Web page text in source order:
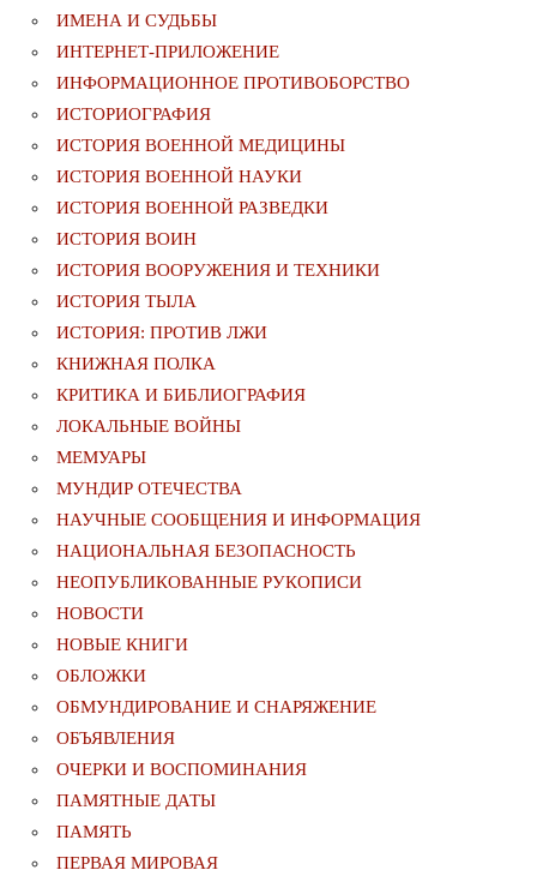
ИМЕНА И СУДЬБЫ
ИНТЕРНЕТ-ПРИЛОЖЕНИЕ
ИНФОРМАЦИОННОЕ ПРОТИВОБОРСТВО
ИСТОРИОГРАФИЯ
ИСТОРИЯ ВОЕННОЙ МЕДИЦИНЫ
ИСТОРИЯ ВОЕННОЙ НАУКИ
ИСТОРИЯ ВОЕННОЙ РАЗВЕДКИ
ИСТОРИЯ ВОИН
ИСТОРИЯ ВООРУЖЕНИЯ И ТЕХНИКИ
ИСТОРИЯ ТЫЛА
ИСТОРИЯ: ПРОТИВ ЛЖИ
КНИЖНАЯ ПОЛКА
КРИТИКА И БИБЛИОГРАФИЯ
ЛОКАЛЬНЫЕ ВОЙНЫ
МЕМУАРЫ
МУНДИР ОТЕЧЕСТВА
НАУЧНЫЕ СООБЩЕНИЯ И ИНФОРМАЦИЯ
НАЦИОНАЛЬНАЯ БЕЗОПАСНОСТЬ
НЕОПУБЛИКОВАННЫЕ РУКОПИСИ
НОВОСТИ
НОВЫЕ КНИГИ
ОБЛОЖКИ
ОБМУНДИРОВАНИЕ И СНАРЯЖЕНИЕ
ОБЪЯВЛЕНИЯ
ОЧЕРКИ И ВОСПОМИНАНИЯ
ПАМЯТНЫЕ ДАТЫ
ПАМЯТЬ
ПЕРВАЯ МИРОВАЯ